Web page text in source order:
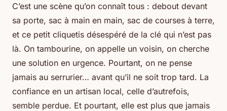
C’est une scène qu’on connaît tous : debout devant
sa porte, sac à main en main, sac de courses à terre,
et ce petit cliquetis désespéré de la clé qui n’est pas
là. On tambourine, on appelle un voisin, on cherche
une solution en urgence. Pourtant, on ne pense
jamais au serrurier… avant qu’il ne soit trop tard. La
confiance en un artisan local, celle d’autrefois,
semble perdue. Et pourtant, elle est plus que jamais